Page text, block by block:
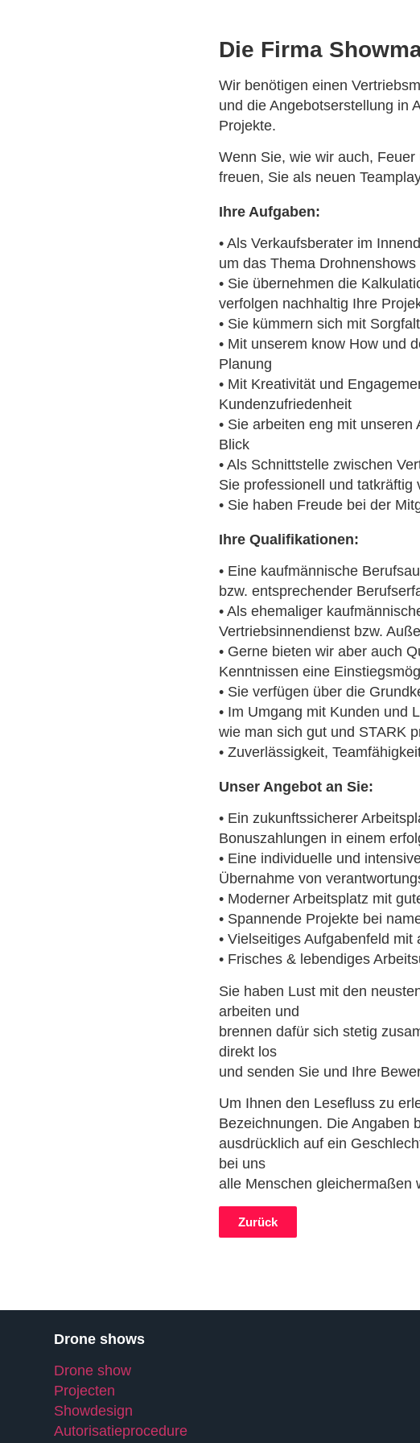
Die Firma
Wir benötigen einen
und die Angebotserstellung in
Projekte.
Wenn Sie, wie wir auch,
freuen, Sie als neuen
Ihre Aufgaben:
• Als Verkaufsberater im
um das Thema Drohnenshows
• Sie übernehmen die
verfolgen nachhaltig Ihre
• Sie kümmern sich mit
• Mit unserem know How und
Planung
• Mit Kreativität und
Kundenzufriedenheit
• Sie arbeiten eng mit
Blick
• Als Schnittstelle zwischen
Sie professionell und
• Sie haben Freude bei der
Ihre Qualifikationen:
• Eine kaufmännische
bzw. entsprechender
• Als ehemaliger
Vertriebsinnendienst bzw.
• Gerne bieten wir aber auch
Kenntnissen eine
• Sie verfügen über die
• Im Umgang mit Kunden und
wie man sich gut und STARK
• Zuverlässigkeit,
Unser Angebot an Sie:
• Ein zukunftssicherer
Bonuszahlungen in einem
• Eine individuelle und
Übernahme von
• Moderner Arbeitsplatz mit
• Spannende Projekte bei
• Vielseitiges Aufgabenfeld
• Frisches & lebendiges
Sie haben Lust mit den
arbeiten und
brennen dafür sich stetig
direkt los
und senden Sie und Ihre
Um Ihnen den Lesefluss zu
Bezeichnungen. Die Angaben
ausdrücklich auf ein
bei uns
alle Menschen gleichermaßen
Zurück
Drone shows
Drone show
Projecten
Showdesign
Autorisatieprocedure